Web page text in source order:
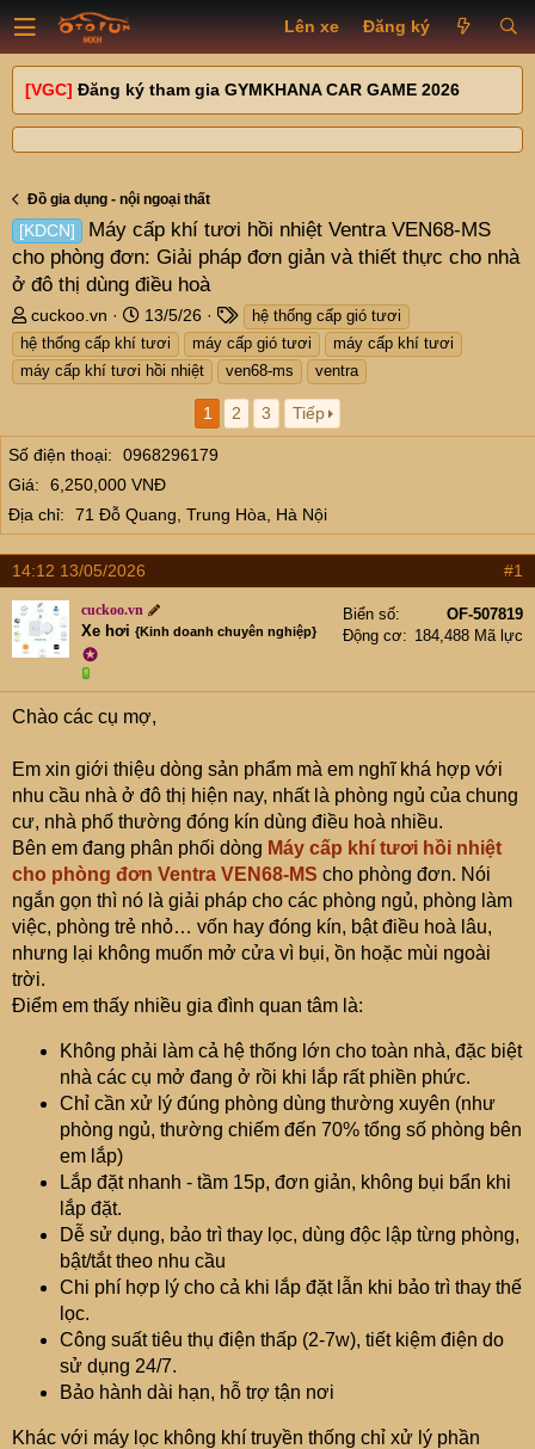
Lên xe Đăng ký
[VGC] Đăng ký tham gia GYMKHANA CAR GAME 2026
Đồ gia dụng - nội ngoại thất
[KDCN]
Máy cấp khí tươi hồi nhiệt Ventra VEN68-MS
cho phòng đơn: Giải pháp đơn giản và thiết thực cho nhà
ở đô thị dùng điều hoà
T
h
r
e
s
a
r
t
e
r
cuckoo.vn
N
g
à
y
i
13/5/26
T
a
g
s
hệ thống cấp gió tươi
hệ thống cấp khí tươi
máy cấp gió tươi
máy cấp khí tươi
máy cấp khí tươi hồi nhiệt
ven68-ms ventra
1 2 3 Tiếp
Số điện thoại
0968296179
Giá
6,250,000 VNĐ
Địa chỉ
71 Đỗ Quang, Trung Hòa, Hà Nội
14:12 13/05/2026 #1
cuckoo.vn
Xe hơi {Kinh doanh chuyên nghiệp}
✪
Biển số
OF-507819
Động cơ
184,488 Mã lực
Chào các cụ mợ,
Em xin giới thiệu dòng sản phẩm mà em nghĩ khá hợp với
nhu cầu nhà ở đô thị hiện nay, nhất là phòng ngủ của chung
cư, nhà phố thường đóng kín dùng điều hoà nhiều.
Bên em đang phân phối dòng Máy cấp khí tươi hồi nhiệt
cho phòng đơn Ventra VEN68-MS cho phòng đơn. Nói
ngắn gọn thì nó là giải pháp cho các phòng ngủ, phòng làm
việc, phòng trẻ nhỏ… vốn hay đóng kín, bật điều hoà lâu,
nhưng lại không muốn mở cửa vì bụi, ồn hoặc mùi ngoài
trời.
Điểm em thấy nhiều gia đình quan tâm là:
Không phải làm cả hệ thống lớn cho toàn nhà, đặc biệt
nhà các cụ mở đang ở rồi khi lắp rất phiền phức.
Chỉ cần xử lý đúng phòng dùng thường xuyên (như
phòng ngủ, thường chiếm đến 70% tổng số phòng bên
em lắp)
Lắp đặt nhanh - tầm 15p, đơn giản, không bụi bẩn khi
lắp đặt.
Dễ sử dụng, bảo trì thay lọc, dùng độc lập từng phòng,
bật/tắt theo nhu cầu
Chi phí hợp lý cho cả khi lắp đặt lẫn khi bảo trì thay thế
lọc.
Công suất tiêu thụ điện thấp (2-7w), tiết kiệm điện do
sử dụng 24/7.
Bảo hành dài hạn, hỗ trợ tận nơi
Khác với máy lọc không khí truyền thống chỉ xử lý phần